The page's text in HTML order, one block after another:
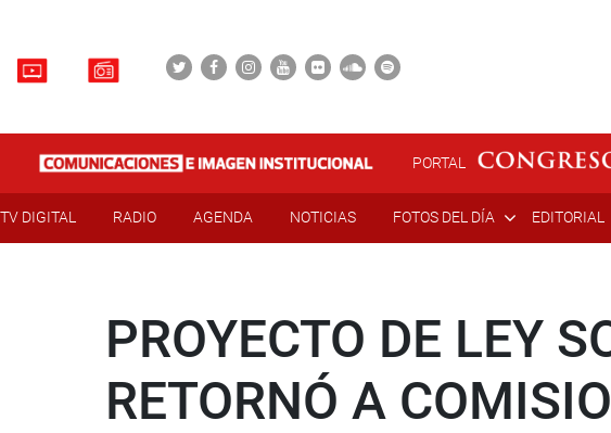
PORTAL
TV DIGITAL RADIO AGENDA NOTICIAS FOTOS DEL DÍA EDITORIAL
PROYECTO DE LEY
RETORNÓ A